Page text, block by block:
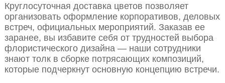
Круглосуточная доставка цветов позволяет
организовать оформление корпоративов, деловых
встреч, официальных мероприятий. Заказав ее
заранее, вы избавите себя от трудностей выбора
флористического дизайна — наши сотрудники
знают толк в сборке потрясающих композиций,
которые подчеркнут основную концепцию встречи.